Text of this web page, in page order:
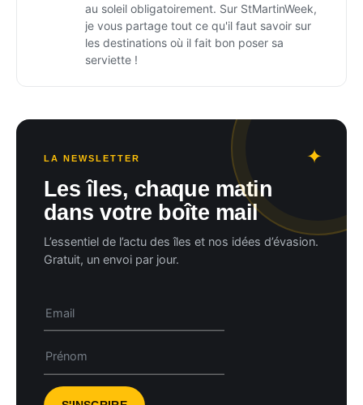
au soleil obligatoirement. Sur StMartinWeek,
je vous partage tout ce qu'il faut savoir sur
les destinations où il fait bon poser sa
serviette !
LA NEWSLETTER
Les îles, chaque matin
dans votre boîte mail
L’essentiel de l’actu des îles et nos idées d’évasion.
Gratuit, un envoi par jour.